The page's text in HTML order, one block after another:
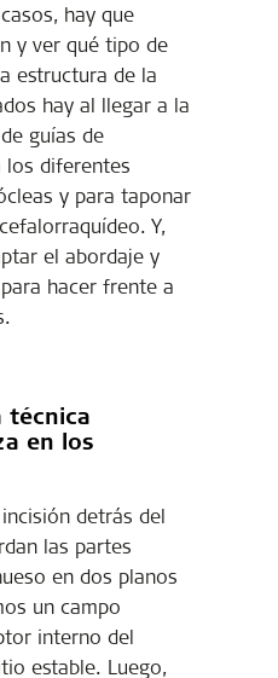
hay que
y ver qué tipo de
estructura de la
hay al llegar a la
guías de
los diferentes
y para taponar
Y,
el abordaje y
hacer frente a
técnica
en los
detrás del
las partes
en dos planos
un campo
interno del
estable. Luego,